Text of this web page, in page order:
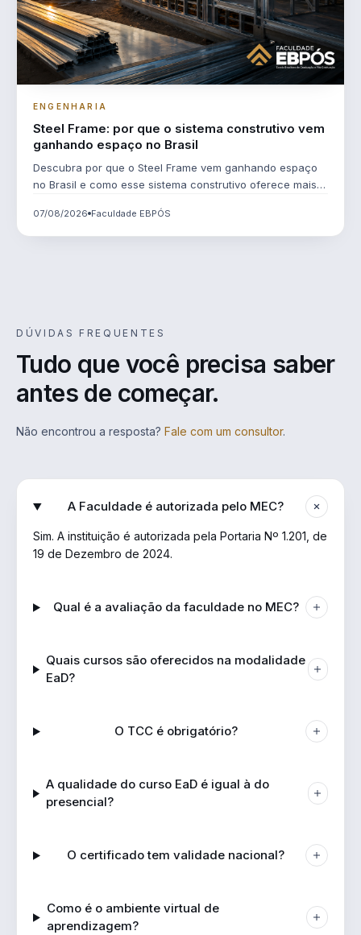
ENGENHARIA
Steel Frame: por que o sistema construtivo vem
ganhando espaço no Brasil
Descubra por que o Steel Frame vem ganhando espaço
no Brasil e como esse sistema construtivo oferece mais
construção civil.
07/08/2026 Faculdade EBPÓS
DÚVIDAS FREQUENTES
Tudo que você precisa saber
antes de começar.
Não encontrou a resposta? Fale com um consultor.
A Faculdade é autorizada pelo MEC?
Sim. A instituição é autorizada pela Portaria Nº 1.201, de
19 de Dezembro de 2024.
Qual é a avaliação da faculdade no MEC?
Quais cursos são oferecidos na modalidade
EaD?
O TCC é obrigatório?
A qualidade do curso EaD é igual à do
presencial?
O certificado tem validade nacional?
Como é o ambiente virtual de
aprendizagem?